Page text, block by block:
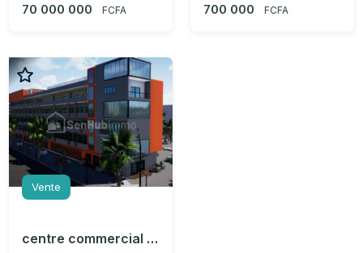
70 000 000 FCFA 700 000 FCFA
Vente
centre commercial gueule tapé